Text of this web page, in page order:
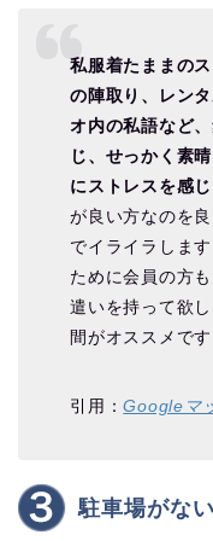
私服着たままの
の陣取り、レン
オ内の私語など
じ、せっかく素
にストレスを感
が良い方なのを
でイライラしま
ために会員の方
遣いを持って欲
間がオススメです
引用：Googleマ
駐車場がな